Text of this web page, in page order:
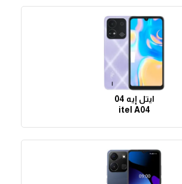
ايتل إيه 04
itel A04